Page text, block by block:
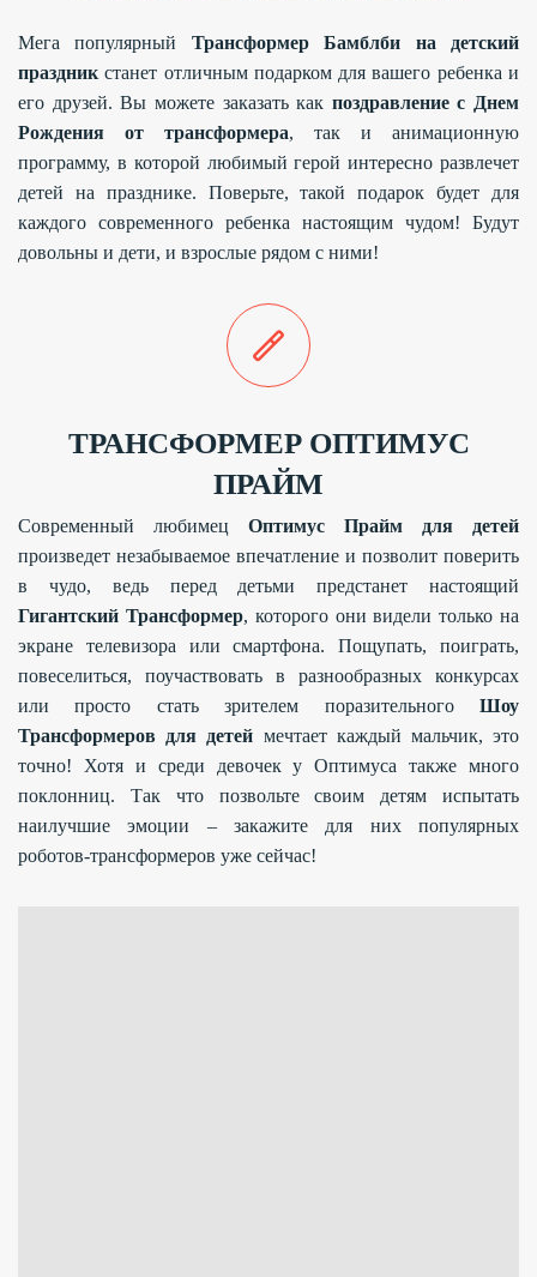
Мега популярный Трансформер Бамблби на детский
праздник станет отличным подарком для вашего ребенка и
его друзей. Вы можете заказать как поздравление с Днем
Рождения от трансформера, так и анимационную
программу, в которой любимый герой интересно развлечет
детей на празднике. Поверьте, такой подарок будет для
каждого современного ребенка настоящим чудом! Будут
довольны и дети, и взрослые рядом с ними!
ТРАНСФОРМЕР ОПТИМУС
ПРАЙМ
Современный любимец Оптимус Прайм для детей
произведет незабываемое впечатление и позволит поверить
в чудо, ведь перед детьми предстанет настоящий
Гигантский Трансформер, которого они видели только на
экране телевизора или смартфона. Пощупать, поиграть,
повеселиться, поучаствовать в разнообразных конкурсах
или просто стать зрителем поразительного Шоу
Трансформеров для детей мечтает каждый мальчик, это
точно! Хотя и среди девочек у Оптимуса также много
поклонниц. Так что позвольте своим детям испытать
наилучшие эмоции – закажите для них популярных
роботов-трансформеров уже сейчас!